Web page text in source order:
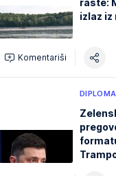
izlaz
Komentariši